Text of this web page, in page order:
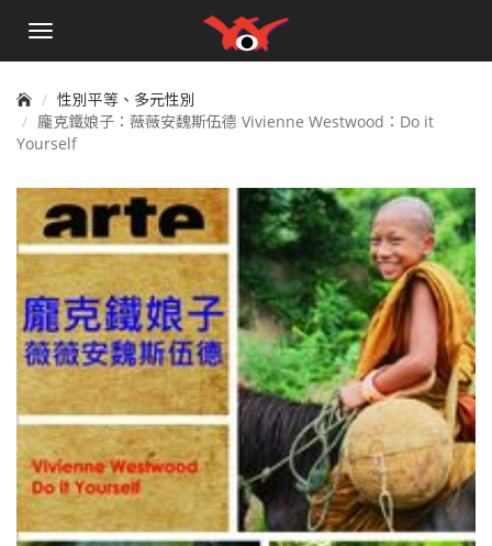
手
單
性別平等、多元性別
龐克鐵娘子：薇薇安魏斯伍德 Vivienne Westwood：Do it
Yourself